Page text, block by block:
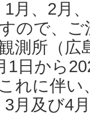
月、2月
ので、
測所（
1日から
れに伴い
3月及び4